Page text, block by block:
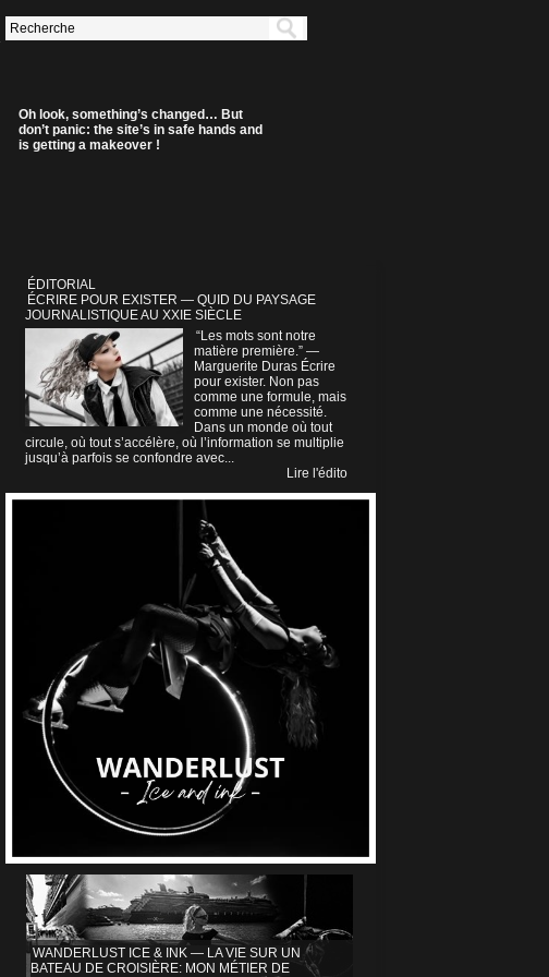
Oh look, something’s changed… But
don’t panic: the site’s in safe hands and
is getting a makeover !
ÉDITORIAL
ÉCRIRE POUR EXISTER — QUID DU PAYSAGE
JOURNALISTIQUE AU XXIE SIÈCLE
“Les mots sont notre
matière première.” —
Marguerite Duras Écrire
pour exister. Non pas
comme une formule, mais
comme une nécessité.
Dans un monde où tout
circule, où tout s’accélère, où l’information se multiplie
jusqu’à parfois se confondre avec...
Lire l'édito
WANDERLUST ICE & INK — LA VIE SUR UN
BATEAU DE CROISIÈRE: MON MÉTIER DE